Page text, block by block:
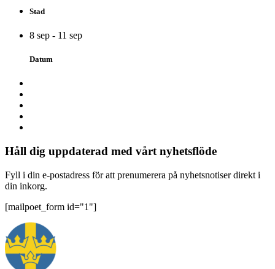
Stad
8 sep - 11 sep
Datum
Håll dig uppdaterad med vårt nyhetsflöde
Fyll i din e-postadress för att prenumerera på nyhetsnotiser direkt i
din inkorg.
[mailpoet_form id="1"]